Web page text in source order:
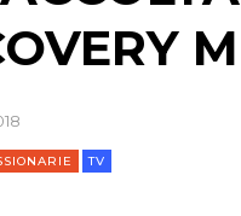
TV